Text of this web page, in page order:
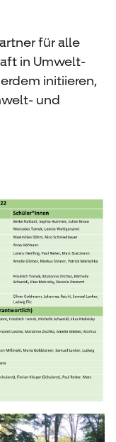
für alle
in Umwelt-
initiieren,
und